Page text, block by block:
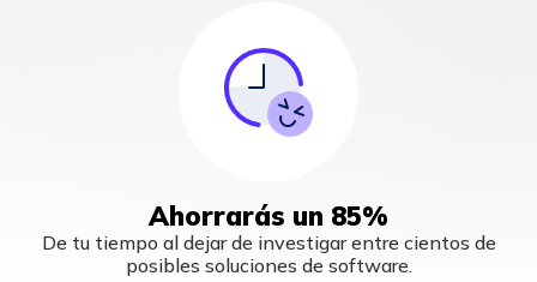
Ahorrarás un 85%
De tu tiempo al dejar de investigar entre cientos de
posibles soluciones de software.